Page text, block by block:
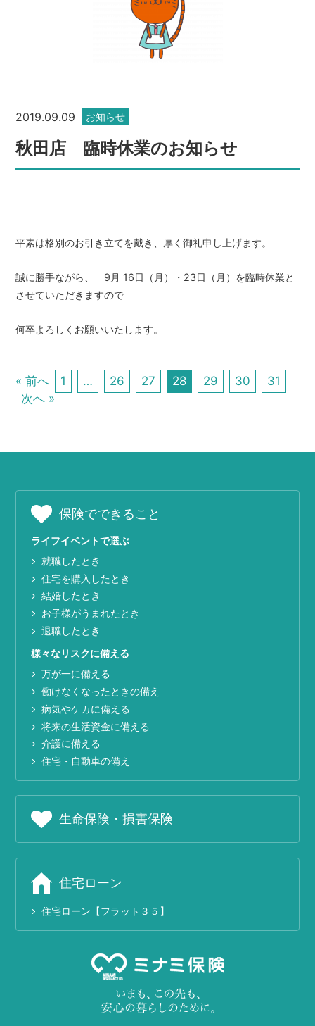
2019.09.09 お知らせ
秋田店 臨時休業のお知らせ
平素は格別のお引き立てを戴き、厚く御礼申し上げます。
誠に勝手ながら、 9月 16日（月）・23日（月）を臨時休業と
させていただきますので
何卒よろしくお願いいたします。
« 前へ 1 … 26 27 28 29 30
31
次へ »
保険でできること
ライフイベントで選ぶ
就職したとき
住宅を購入したとき
結婚したとき
お子様がうまれたとき
退職したとき
様々なリスクに備える
万が一に備える
働けなくなったときの備え
病気やケカに備える
将来の生活資金に備える
介護に備える
住宅・自動車の備え
生命保険・損害保険
住宅ローン
住宅ローン【フラット３５】